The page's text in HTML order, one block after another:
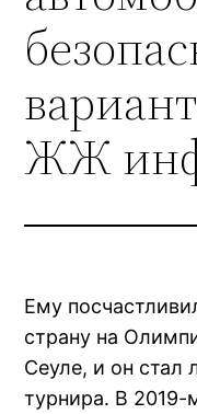
ЖЖ
Ему
страну на
Сеуле, и он
турнира. В